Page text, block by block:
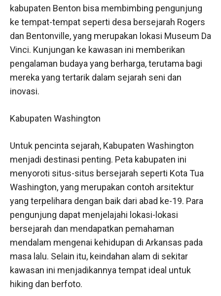
kabupaten Benton bisa membimbing pengunjung
ke tempat-tempat seperti desa bersejarah Rogers
dan Bentonville, yang merupakan lokasi Museum Da
Vinci. Kunjungan ke kawasan ini memberikan
pengalaman budaya yang berharga, terutama bagi
mereka yang tertarik dalam sejarah seni dan
inovasi.
Kabupaten Washington
Untuk pencinta sejarah, Kabupaten Washington
menjadi destinasi penting. Peta kabupaten ini
menyoroti situs-situs bersejarah seperti Kota Tua
Washington, yang merupakan contoh arsitektur
yang terpelihara dengan baik dari abad ke-19. Para
pengunjung dapat menjelajahi lokasi-lokasi
bersejarah dan mendapatkan pemahaman
mendalam mengenai kehidupan di Arkansas pada
masa lalu. Selain itu, keindahan alam di sekitar
kawasan ini menjadikannya tempat ideal untuk
hiking dan berfoto.